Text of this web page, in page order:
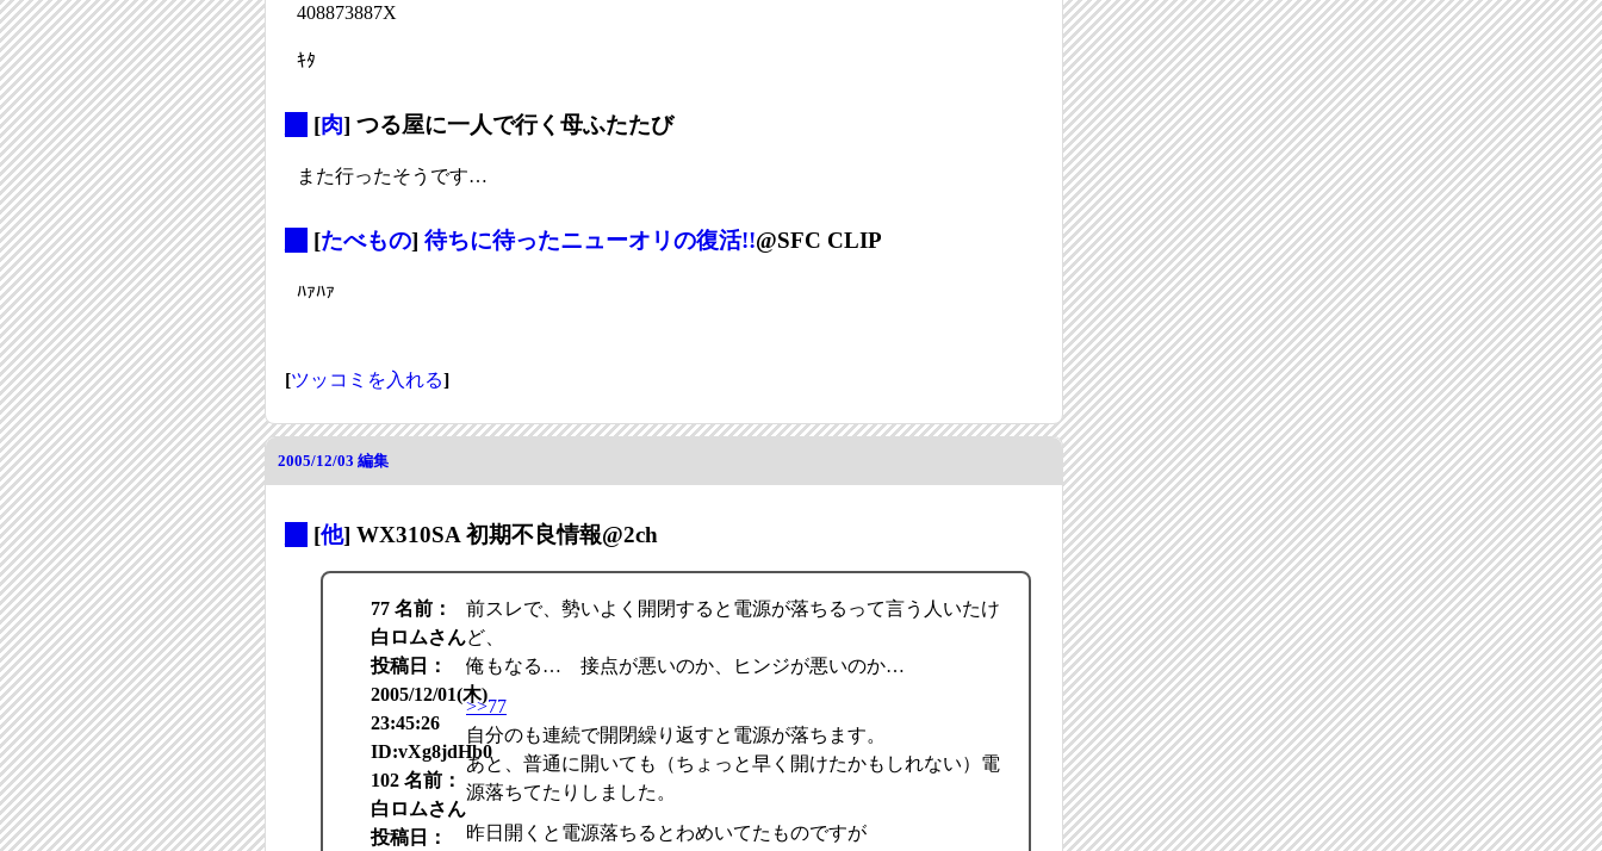
408873887X
ｷﾀ
[肉] つる屋に一人で行く母ふたたび
また行ったそうです…
[たべもの]待ちに待ったニューオリの復活!!@SFC CLIP
ﾊｧﾊｧ
[ツッコミを入れる]
2005/12/03 編集
[他] WX310SA 初期不良情報@2ch
77 名前：
白ロムさん
投稿日：
2005/12/01(木)
23:45:26
ID:vXg8jdHb0
前スレで、勢いよく開閉すると電源が落ちるって言う人いたけ
ど、
俺もなる… 接点が悪いのか、ヒンジが悪いのか…
102 名前：
白ロムさん
投稿日：
>>77
自分のも連続で開閉繰り返すと電源が落ちます。
あと、普通に開いても（ちょっと早く開けたかもしれない）電
源落ちてたりしました。
昨日開くと電源落ちるとわめいてたものですが